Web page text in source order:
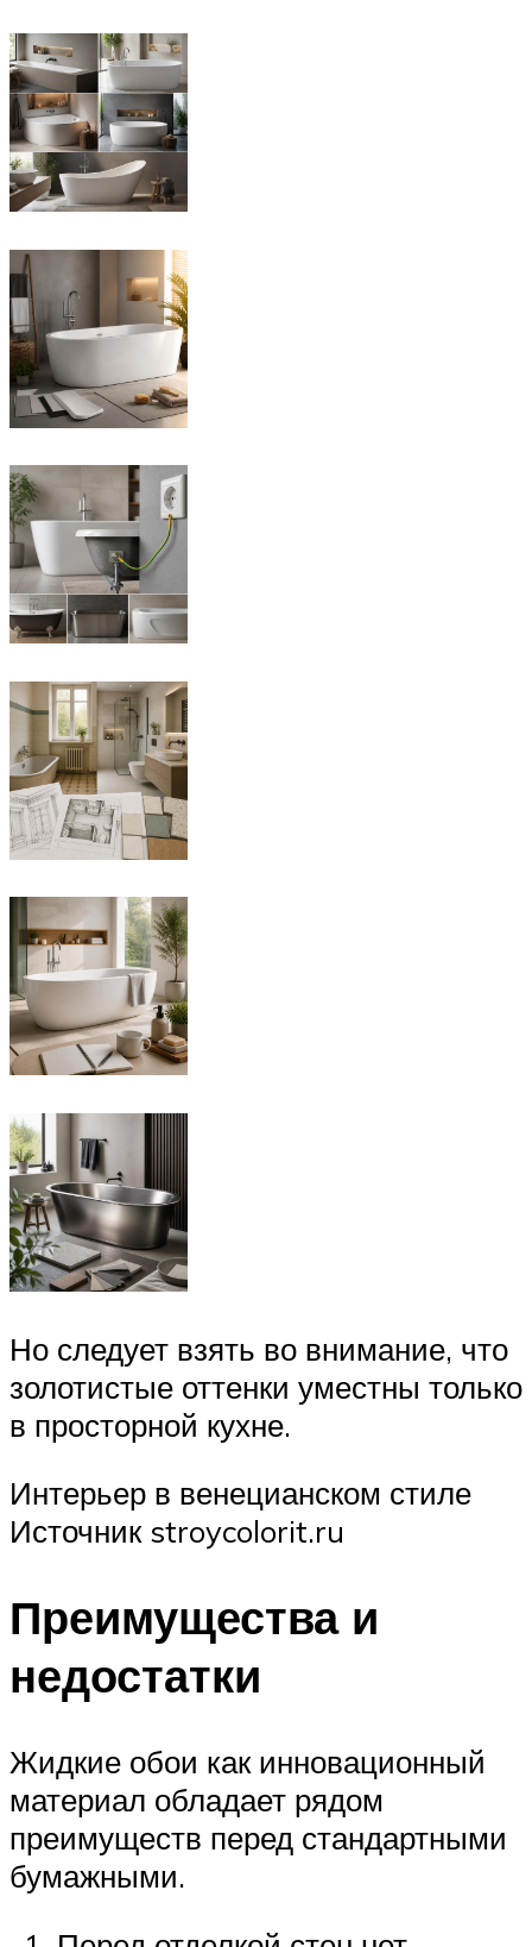
Но следует взять во внимание, что
золотистые оттенки уместны только
в просторной кухне.
Интерьер в венецианском стиле
Источник stroycolorit.ru
Преимущества и
недостатки
Жидкие обои как инновационный
материал обладает рядом
преимуществ перед стандартными
бумажными.